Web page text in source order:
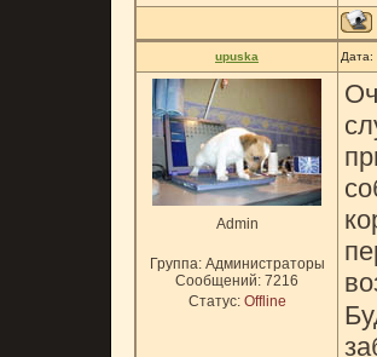
upuska Дата:
Admin
Группа: Администраторы
Сообщений: 7216
Статус: Offline